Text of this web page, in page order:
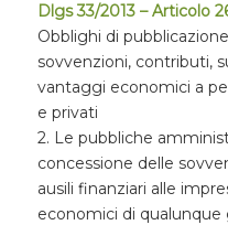
Dlgs 33/2013 – Articolo
Obblighi di
sovvenzioni, contributi,
vantaggi economici a
e privati
2. Le pubbliche
concessione delle
ausili finanziari alle
economici di